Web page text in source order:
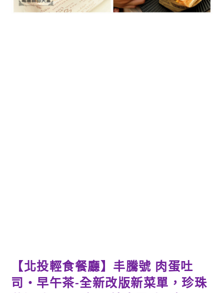
【北投輕食餐廳】丰騰號 肉蛋吐
司‧早午茶-全新改版新菜單，珍珠